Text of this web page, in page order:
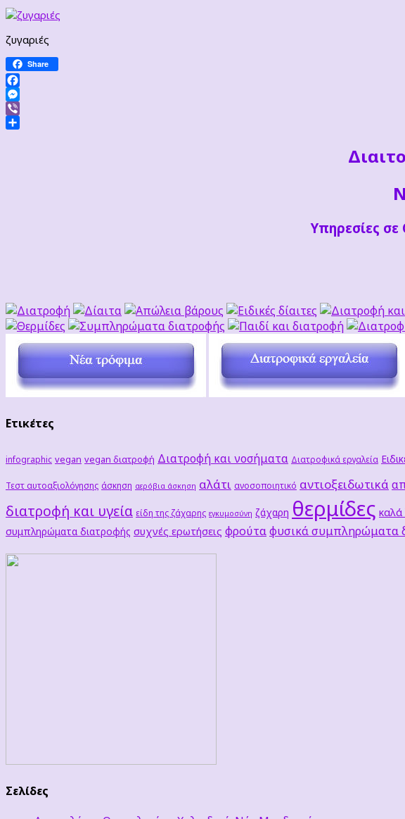
ζυγαριές
Share
Facebook
Messenger
Viber
Υπηρεσίες σε
Ετικέτες
infographic vegan vegan διατροφή Διατροφή και νοσήματα Διατροφικά εργαλεία
Τεστ αυτοαξιολόγησης άσκηση αερόβια άσκηση αλάτι ανοσοποιητικό αντιοξειδωτικά
διατροφή και υγεία είδη της ζάχαρης εγκυμοσύνη ζάχαρη θερμίδες
συμπληρώματα διατροφής συχνές ερωτήσεις φρούταφυσικά συμπληρώματα
Σελίδες